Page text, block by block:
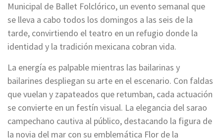
Municipal de Ballet Folclórico, un evento semanal que
se lleva a cabo todos los domingos a las seis de la
tarde, convirtiendo el teatro en un refugio donde la
identidad y la tradición mexicana cobran vida.
La energía es palpable mientras las bailarinas y
bailarines despliegan su arte en el escenario. Con faldas
que vuelan y zapateados que retumban, cada actuación
se convierte en un festín visual. La elegancia del sarao
campechano cautiva al público, destacando la figura de
la novia del mar con su emblemática Flor de la